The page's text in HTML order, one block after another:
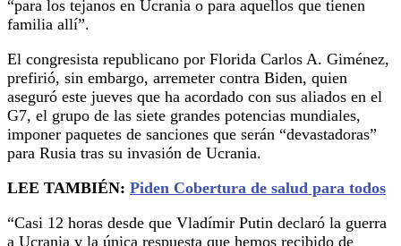
“para los tejanos en Ucrania o para aquellos que tienen
familia allí”.
El congresista republicano por Florida Carlos A. Giménez,
prefirió, sin embargo, arremeter contra Biden, quien
aseguró este jueves que ha acordado con sus aliados en el
G7, el grupo de las siete grandes potencias mundiales,
imponer paquetes de sanciones que serán “devastadoras”
para Rusia tras su invasión de Ucrania.
LEE TAMBIÉN: Piden Cobertura de salud para todos
“Casi 12 horas desde que Vladímir Putin declaró la guerra
a Ucrania y la única respuesta que hemos recibido de